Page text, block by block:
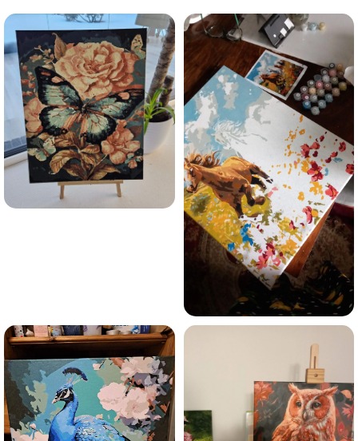
Esmu iepazinies ar GleznoPats.lv privātuma politiku un
piekrītu tai
GleznoPats.lvPrivātuma politika
SAŅEMT -10%